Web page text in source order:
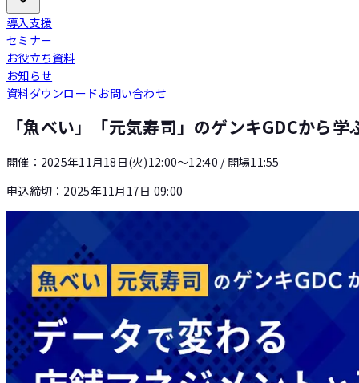
Loglass 経営管理
Loglass 人員計画
Loglass 設備投資計画
導入事例
導入支援
セミナー
お役立ち資料
お知らせ
資料ダウンロードお問い合わせ
「魚べい」「元気寿司」のゲンキGDCから
開催： 2025年11月18日(火)12:00〜12:40 / 開場11:55
申込締切： 2025年11月17日 09:00